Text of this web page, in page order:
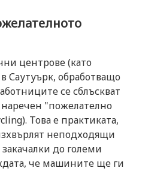
центрове (като
Саутуърк, обработващо
се сблъскват
"пожелателно
Това е практиката,
неподходящи
до големи
че машините ще ги